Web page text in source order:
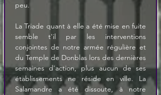
peu.
La Triade quant à elle a été mise en fuite
semble t'il par les interventions
conjointes de notre armée régulière et
du Temple de Donblas lors des dernières
semaines d'action, plus aucun de ses
établissements ne réside en ville. La
Salamandre a été dissoute, à notre